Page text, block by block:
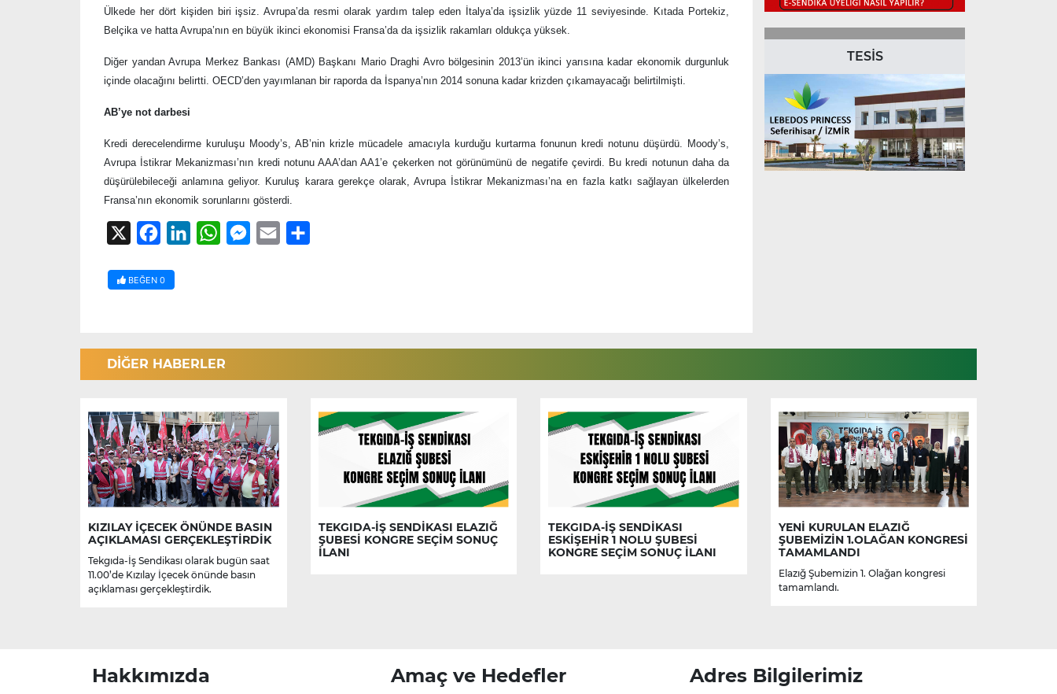
Ülkede her dört kişiden biri işsiz. Avrupa’da resmi olarak yardım talep eden İtalya’da işsizlik yüzde 11 seviyesinde. Kıtada Portekiz,
Belçika ve hatta Avrupa’nın en büyük ikinci ekonomisi Fransa’da da işsizlik rakamları oldukça yüksek.
Diğer yandan Avrupa Merkez Bankası (AMD) Başkanı Mario Draghi Avro bölgesinin 2013’ün ikinci yarısına kadar ekonomik durgunluk
içinde olacağını belirtti. OECD’den yayımlanan bir raporda da İspanya’nın 2014 sonuna kadar krizden çıkamayacağı belirtilmişti.
AB’ye not darbesi
Kredi derecelendirme kuruluşu Moody’s, AB’nin krizle mücadele amacıyla kurduğu kurtarma fonunun kredi notunu düşürdü. Moody’s,
Avrupa İstikrar Mekanizması’nın kredi notunu AAA’dan AA1’e çekerken not görünümünü de negatife çevirdi. Bu kredi notunun daha da
düşürülebileceği anlamına geliyor. Kuruluş karara gerekçe olarak, Avrupa İstikrar Mekanizması’na en fazla katkı sağlayan ülkelerden
Fransa’nın ekonomik sorunlarını gösterdi.
FacebookLinkedInWhatsAppMessenger
Email
BEĞEN 0
TESİS
DİĞER HABERLER
KIZILAY İÇECEK ÖNÜNDE BASIN
AÇIKLAMASI GERÇEKLEŞTİRDİK
Tekgıda-İş Sendikası olarak bugün saat
11.00’de Kızılay İçecek önünde basın
açıklaması gerçekleştirdik.
TEKGIDA-İŞ SENDİKASI ELAZIĞ
ŞUBESİ KONGRE SEÇİM SONUÇ
İLANI
TEKGIDA-İŞ SENDİKASI
ESKİŞEHİR 1 NOLU ŞUBESİ
KONGRE SEÇİM SONUÇ İLANI
YENİ KURULAN ELAZIĞ
ŞUBEMİZİN 1.OLAĞAN KONGRESİ
TAMAMLANDI
Elazığ Şubemizin 1. Olağan kongresi
tamamlandı.
Hakkımızda Amaç ve Hedefler Adres Bilgilerimiz